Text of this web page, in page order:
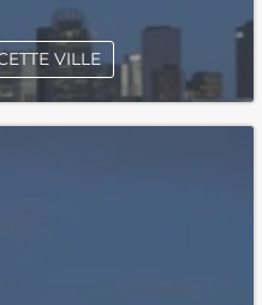
VILLE